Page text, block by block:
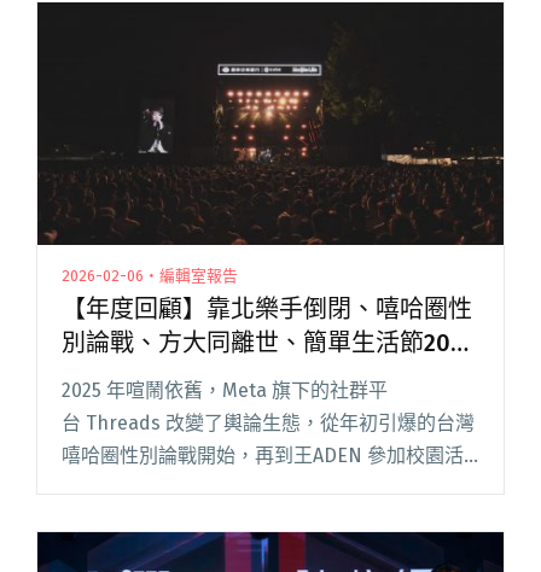
2026-02-06・編輯室報告
【年度回顧】靠北樂手倒閉、嘻哈圈性
別論戰、方大同離世、簡單生活節20週
年⋯⋯2025年度台灣音樂事件簿
2025 年喧鬧依舊，Meta 旗下的社群平
台 Threads 改變了輿論生態，從年初引爆的台灣
嘻哈圈性別論戰開始，再到王ADEN 參加校園活
被聽閱讀全文 "【年度回顧】靠北樂手倒閉、嘻